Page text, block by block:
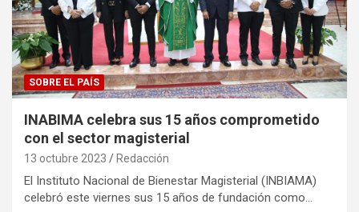
SOBRE EL PAÍS
INABIMA celebra sus 15 años comprometido
con el sector magisterial
13 octubre 2023 Redacción
El Instituto Nacional de Bienestar Magisterial (INBIAMA)
celebró este viernes sus 15 años de fundación como…